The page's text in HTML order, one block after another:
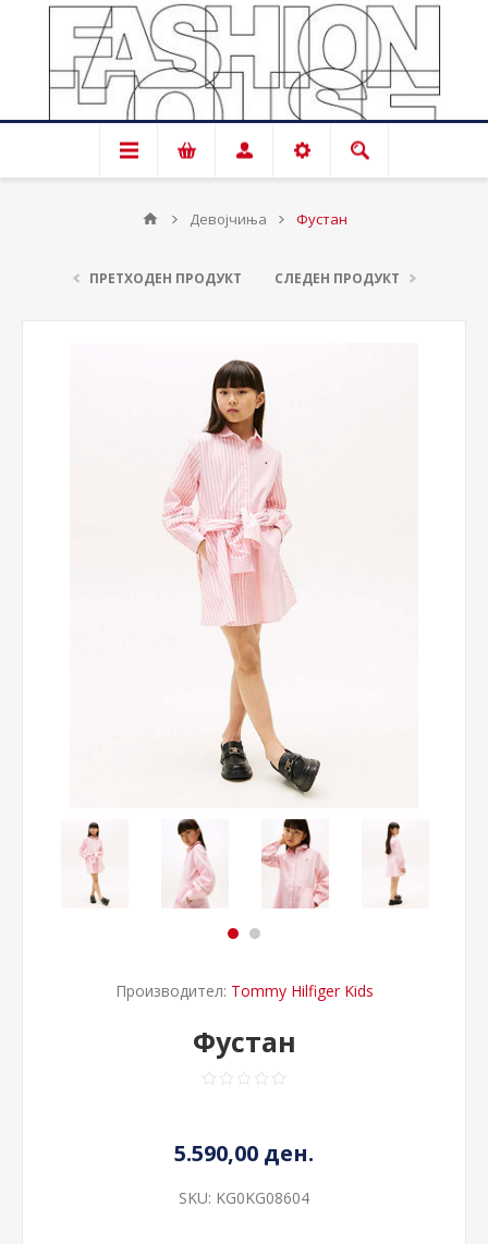
Девојчиња Фустан
ПРЕТХОДЕН ПРОДУКТ СЛЕДЕН ПРОДУКТ
Производител: Tommy Hilfiger Kids
Фустан
5.590,00 ден.
SKU: KG0KG08604